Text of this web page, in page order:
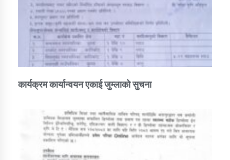
कार्यक्रम कार्यान्वयन एकाई जुम्लाको सुचना